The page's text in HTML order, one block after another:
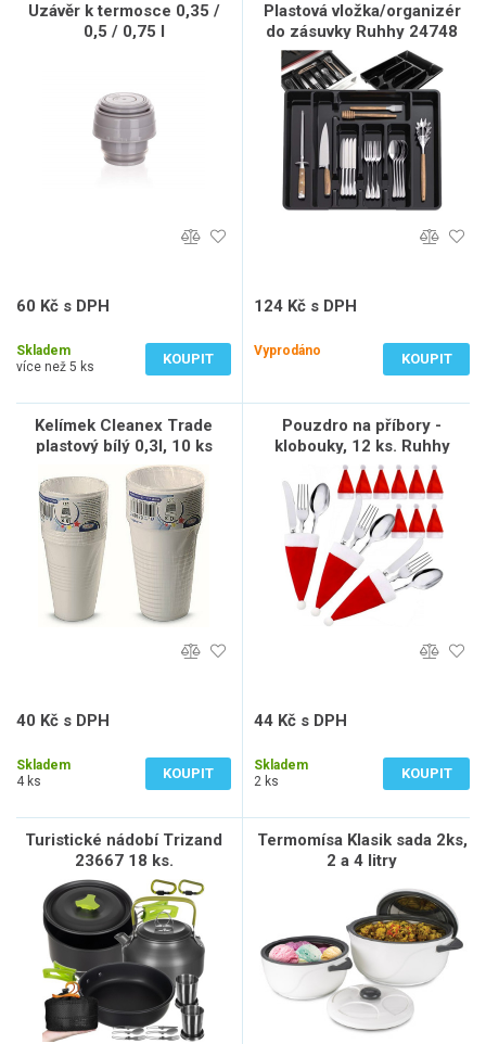
Uzávěr k termosce 0,35 /
0,5 / 0,75 l
60 Kč s DPH
Skladem
více než 5 ks
KOUPIT
Plastová vložka/organizér
do zásuvky Ruhhy 24748
124 Kč s DPH
Vyprodáno
KOUPIT
Kelímek Cleanex Trade
plastový bílý 0,3l, 10 ks
40 Kč s DPH
Skladem
4 ks
KOUPIT
Pouzdro na příbory -
klobouky, 12 ks. Ruhhy
22303
44 Kč s DPH
Skladem
2 ks
KOUPIT
Turistické nádobí Trizand
23667 18 ks.
Termomísa Klasik sada 2ks,
2 a 4 litry